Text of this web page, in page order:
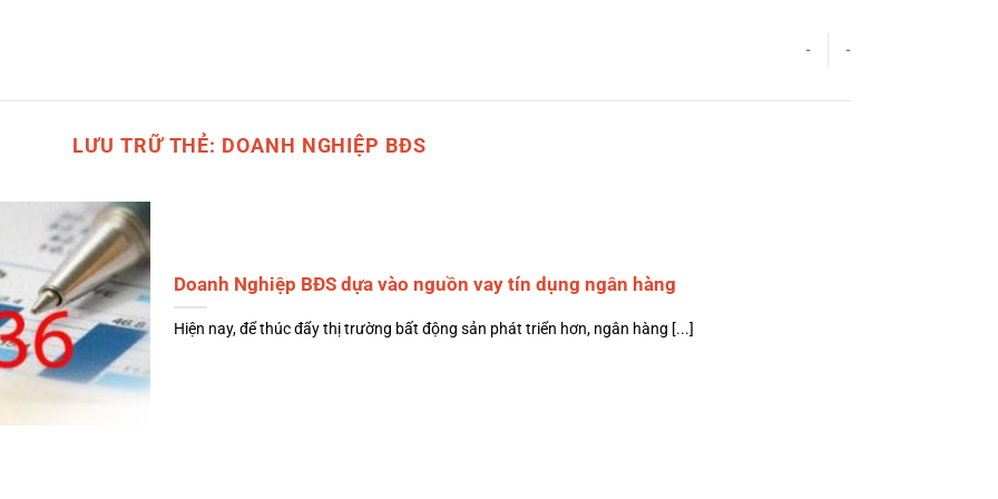
- -
LƯU TRỮ THẺ: DOANH NGHIỆP BĐS
Doanh Nghiệp BĐS dựa vào nguồn vay tín dụng ngân hàng
Hiện nay, để thúc đẩy thị trường bất động sản phát triển hơn, ngân hàng [...]